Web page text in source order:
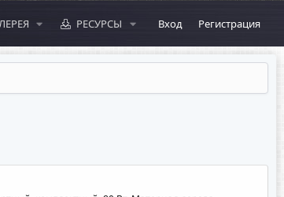
РЕСУРСЫ Вход Регистрация